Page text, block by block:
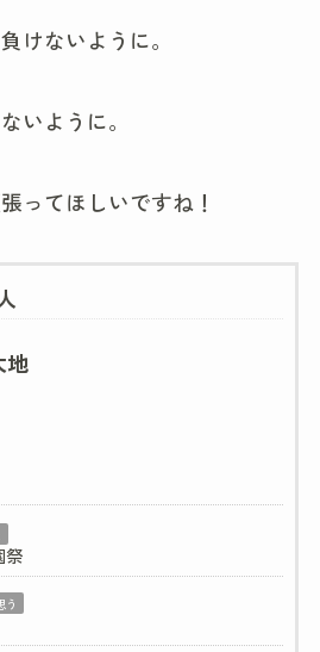
けないように。
いように。
ってほしいですね！
地
祭
う